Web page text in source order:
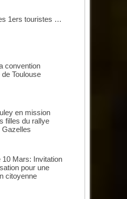
1ers touristes …
convention
Toulouse
en mission
filles du rallye
10 Mars: Invitation
pour une
citoyenne